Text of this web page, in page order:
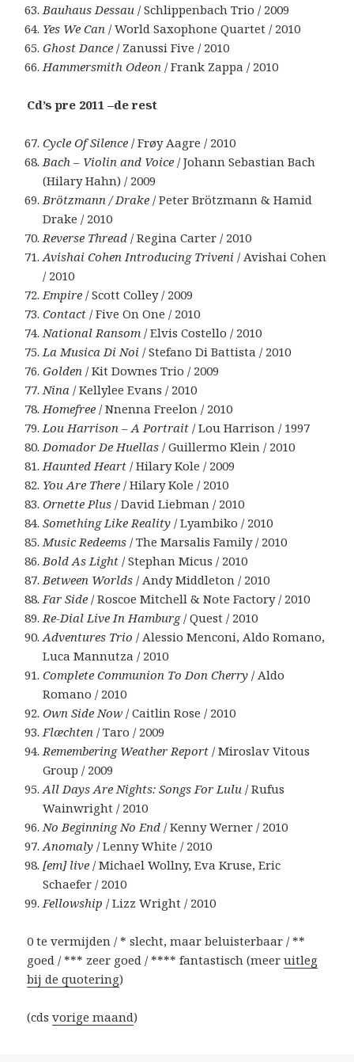
Bauhaus Dessau / Schlippenbach Trio / 2009
Yes We Can / World Saxophone Quartet / 2010
Ghost Dance / Zanussi Five / 2010
Hammersmith Odeon / Frank Zappa / 2010
Cd’s pre 2011 –de rest
Cycle Of Silence / Frøy Aagre / 2010
Bach – Violin and Voice / Johann Sebastian Bach
(Hilary Hahn) / 2009
Brötzmann / Drake / Peter Brötzmann & Hamid
Drake / 2010
Reverse Thread / Regina Carter / 2010
Avishai Cohen Introducing Triveni / Avishai Cohen
/ 2010
Empire / Scott Colley / 2009
Contact / Five On One / 2010
National Ransom / Elvis Costello / 2010
La Musica Di Noi / Stefano Di Battista / 2010
Golden / Kit Downes Trio / 2009
Nina / Kellylee Evans / 2010
Homefree / Nnenna Freelon / 2010
Lou Harrison – A Portrait / Lou Harrison / 1997
Domador De Huellas / Guillermo Klein / 2010
Haunted Heart / Hilary Kole / 2009
You Are There / Hilary Kole / 2010
Ornette Plus / David Liebman / 2010
Something Like Reality / Lyambiko / 2010
Music Redeems / The Marsalis Family / 2010
Bold As Light / Stephan Micus / 2010
Between Worlds / Andy Middleton / 2010
Far Side / Roscoe Mitchell & Note Factory / 2010
Re-Dial Live In Hamburg/ Quest / 2010
Adventures Trio / Alessio Menconi, Aldo Romano,
Luca Mannutza / 2010
Complete Communion To Don Cherry / Aldo
Romano / 2010
Own Side Now / Caitlin Rose / 2010
Flæchten / Taro / 2009
Remembering Weather Report / Miroslav Vitous
Group / 2009
All Days Are Nights: Songs For Lulu / Rufus
Wainwright / 2010
No Beginning No End / Kenny Werner / 2010
Anomaly / Lenny White / 2010
[em] live / Michael Wollny, Eva Kruse, Eric
Schaefer / 2010
Fellowship / Lizz Wright / 2010
0 te vermijden / * slecht, maar beluisterbaar / **
goed / *** zeer goed / **** fantastisch (meeruitleg
bij de quotering)
(cdsvorige maand)